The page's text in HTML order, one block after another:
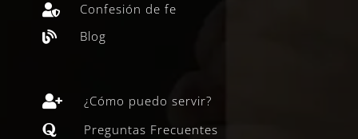
 Confesión de fe
 Blog
 ¿Cómo puedo servir?
 Preguntas Frecuentes